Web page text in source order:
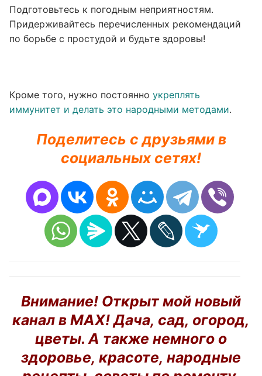
Подготовьтесь к погодным неприятностям.
Придерживайтесь перечисленных рекомендаций
по борьбе с простудой и будьте здоровы!
Кроме того, нужно постоянно укреплять
иммунитет и делать это народными методами.
Поделитесь с друзьями в
социальных сетях!
Внимание! Открыт мой новый
канал в MAX! Дача, сад, огород,
цветы. А также немного о
здоровье, красоте, народные